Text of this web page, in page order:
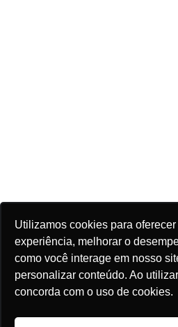
Utilizamos cookies para
experiência, melhorar o
como você interage em nosso
personalizar conteúdo. Ao
concorda com o uso de cookies.